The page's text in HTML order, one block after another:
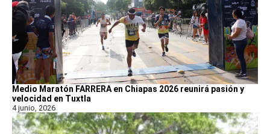
Medio Maratón FARRERA en Chiapas 2026 reunirá pasión y
velocidad en Tuxtla
4 junio, 2026